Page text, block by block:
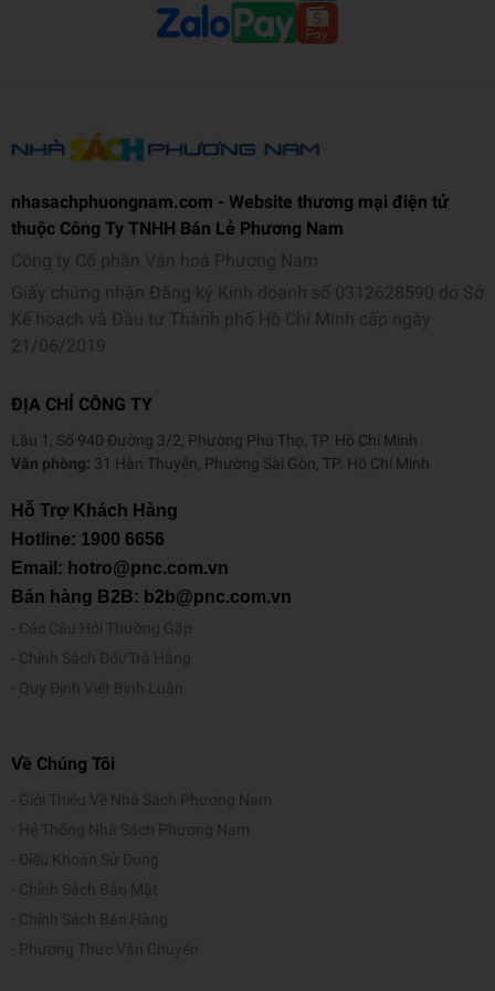
Thông tin sản phẩm:
- Chức năng: 4 chức năng: Bay lên – ngang - hệ thống treo
- Máy bay được thiết kế mô phỏng theo máy bay thật với
kiểu dáng hiện đại, bắt mắt cho bé cảm giác thích thú khi
chơi.
- Các chi tiết của xe được làm tỉ mỉ, công phu, không góc
cạnh.
- Hệ thống điều khiển radio (R/C) ổn định hoạt động tốt ở
- Được sản xuất từ chất liệu nhựa an toàn cho bé.
- Thích hợp làm quà tặng cho các bé.
Sản phẩm đạt tiêu chuẩn:
- Châu Âu: EN 71
- Quy chuẩn quốc gia về đồ chơi trẻ em QCVN
- Sản phẩm dùng cho trẻ em
nhasachphuongnam.com - Website thương mại điện tử
thuộc Công Ty TNHH Bán Lẻ Phương Nam
Công ty Cổ phần Văn hoá Phương Nam
Giấy chứng nhận Đăng ký Kinh doanh số 0312628590 do Sở
Kế hoạch và Đầu tư Thành phố Hồ Chí Minh cấp ngày
21/06/2019
ĐỊA CHỈ CÔNG TY
Lầu 1, Số 940 Đường 3/2, Phường Phú Thọ, TP. Hồ Chí Minh
Văn phòng: 31 Hàn Thuyên, Phường Sài Gòn, TP. Hồ Chí Minh
Hỗ Trợ Khách Hàng
Hotline: 1900 6656
Email: hotro@pnc.com.vn
Bán hàng B2B: b2b@pnc.com.vn
Các Câu Hỏi Thường Gặp
Chính Sách Đổi/Trả Hàng
Quy Định Viết Bình Luận
Về Chúng Tôi
Giới Thiệu Về Nhà Sách Phương Nam
Hệ Thống Nhà Sách Phương Nam
Điều Khoản Sử Dụng
Chính Sách Bảo Mật
Chính Sách Bán Hàng
Phương Thức Vận Chuyển